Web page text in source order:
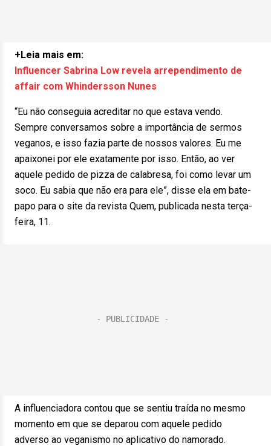
+Leia mais em:
Influencer Sabrina Low revela arrependimento de
affair com Whindersson Nunes
“Eu não conseguia acreditar no que estava vendo.
Sempre conversamos sobre a importância de sermos
veganos, e isso fazia parte de nossos valores. Eu me
apaixonei por ele exatamente por isso. Então, ao ver
aquele pedido de pizza de calabresa, foi como levar um
soco. Eu sabia que não era para ele”, disse ela em bate-
papo para o site da revista Quem, publicada nesta terça-
feira, 11.
A influenciadora contou que se sentiu traída no mesmo
momento em que se deparou com aquele pedido
adverso ao veganismo no aplicativo do namorado.